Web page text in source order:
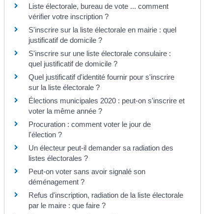
Liste électorale, bureau de vote ... comment
vérifier votre inscription ?
S'inscrire sur la liste électorale en mairie : quel
justificatif de domicile ?
S'inscrire sur une liste électorale consulaire :
quel justificatif de domicile ?
Quel justificatif d'identité fournir pour s'inscrire
sur la liste électorale ?
Élections municipales 2020 : peut-on s'inscrire et
voter la même année ?
Procuration : comment voter le jour de
l'élection ?
Un électeur peut-il demander sa radiation des
listes électorales ?
Peut-on voter sans avoir signalé son
déménagement ?
Refus d'inscription, radiation de la liste électorale
par le maire : que faire ?